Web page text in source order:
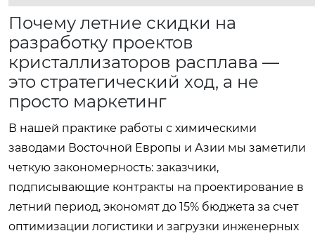
Почему летние скидки на
разработку проектов
кристаллизаторов расплава —
это стратегический ход, а не
просто маркетинг
В нашей практике работы с химическими
заводами Восточной Европы и Азии мы заметили
четкую закономерность: заказчики,
подписывающие контракты на проектирование в
летний период, экономят до 15% бюджета за счет
оптимизации логистики и загрузки инженерных